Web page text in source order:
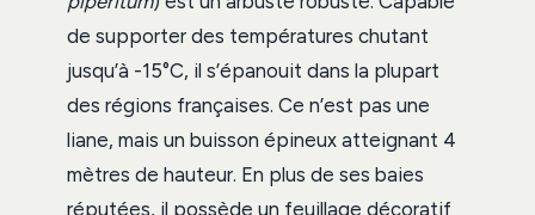
de supporter des températures chutant
jusqu’à -15°C, il s’épanouit dans la plupart
des régions françaises. Ce n’est pas une
liane, mais un buisson épineux atteignant 4
mètres de hauteur. En plus de ses baies
réputées, il possède un feuillage décoratif